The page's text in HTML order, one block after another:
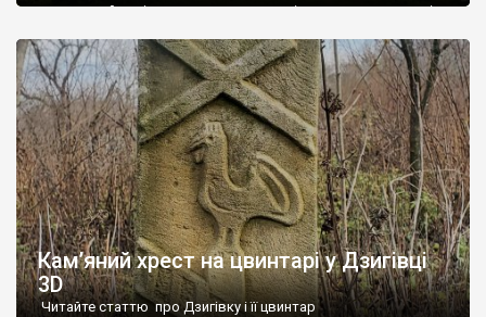
радянський період у ньому спочатку містилася школа, потім
століття тут розмістили туберкульозну лікарню. Коли із
палацу виїхала лікарня – ми точно не […]
Кам’яний хрест на цвинтарі у Дзигівці
3D
Читайте статтю про Дзигівку і її цвинтар